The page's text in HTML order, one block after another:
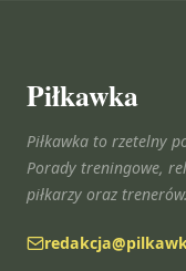
Piłkawka
Piłkawka to rzetelny
Porady treningowe,
piłkarzy oraz trenerów.